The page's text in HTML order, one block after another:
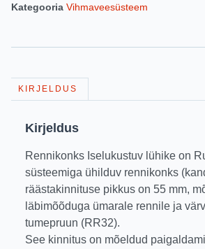
Kategooria Vihmaveesüsteem
KIRJELDUS
Kirjeldus
Rennikonks Iselukustuv lühike on
süsteemiga ühilduv rennikonks
räästakinnituse pikkus on 55 mm,
läbimõõduga ümarale rennile ja
tumepruun (RR32).
See kinnitus on mõeldud